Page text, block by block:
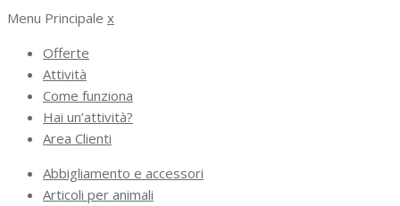
Menu Principale x
Offerte
Attività
Come funziona
Hai un’attività?
Area Clienti
Abbigliamento e accessori
Articoli per animali